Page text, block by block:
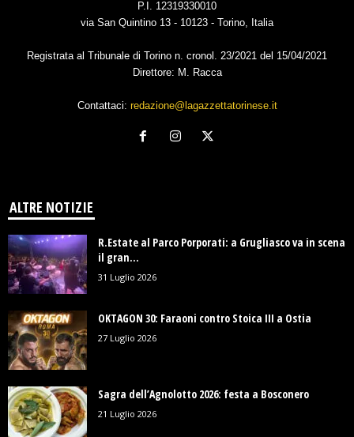
P.I. 12319330010
via San Quintino 13 - 10123 - Torino, Italia
Registrata al Tribunale di Torino n. cronol. 23/2021 del 15/04/2021
Direttore: M. Racca
Contattaci: redazione@lagazzettatorinese.it
ALTRE NOTIZIE
R.Estate al Parco Porporati: a Grugliasco va in scena
il gran...
31 Luglio 2026
OKTAGON 30: Faraoni contro Stoica III a Ostia
27 Luglio 2026
Sagra dell’Agnolotto 2026: festa a Bosconero
21 Luglio 2026